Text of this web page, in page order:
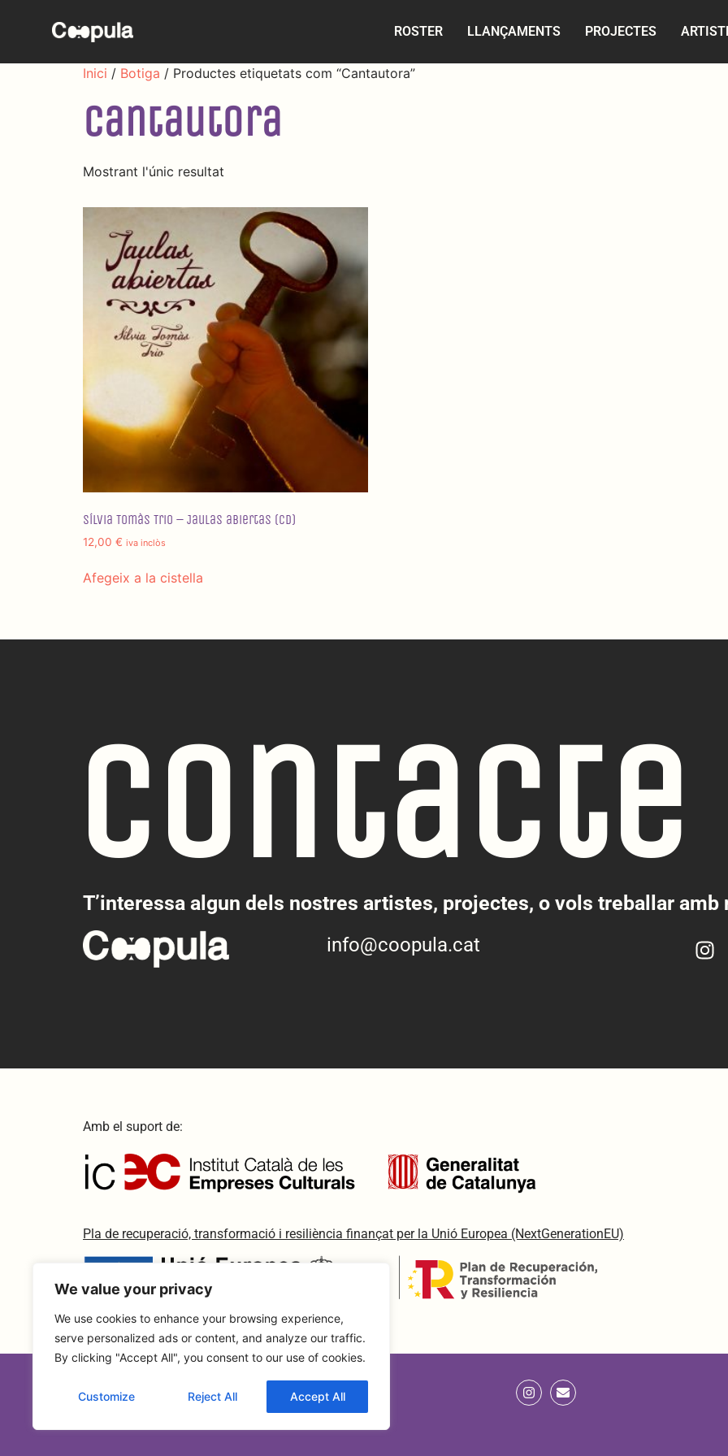
We value your privacy
We use cookies to enhance your browsing experience,
serve personalized ads or content, and analyze our traffic.
By clicking "Accept All", you consent to our use of cookies.
Customize Reject All Accept All
ROSTER LLANÇAMENTS PROJECTES
Inici / Botiga / Productes etiquetats com “Cantautora”
Cantautora
Mostrant l'únic resultat
Sílvia Tomàs Trio – Jaulas abiertas (CD)
12,00 € iva inclòs
Afegeix a la cistella
Contacte
T’interessa algun dels nostres artistes, projectes, o vols treballar amb
info@coopula.cat
Amb el suport de:
Pla de recuperació, transformació i resiliència finançat per la Unió Europea (NextGenerationEU)